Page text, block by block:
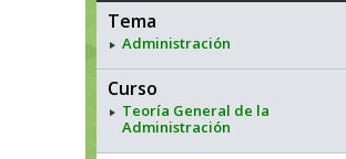
Tema
Administración
Curso
Teoría General de la
Administración